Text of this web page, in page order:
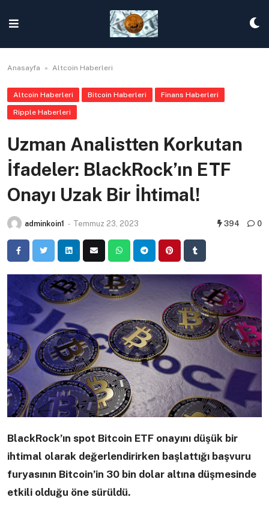
content
Anasayfa » Altcoin Haberleri
Altcoin Haberleri Bitcoin Haberleri Finans Haberleri
Ripple Haberleri
Uzman Analistten Korkutan
İfadeler: BlackRock’ın ETF
Onayı Uzak Bir İhtimal!
adminkoin1 - Temmuz 23, 2023 394 0
BlackRock’ın spot Bitcoin ETF onayını düşük bir
ihtimal olarak değerlendirirken başlattığı başvuru
furyasının Bitcoin’in 30 bin dolar altına düşmesinde
etkili olduğu öne sürüldü.